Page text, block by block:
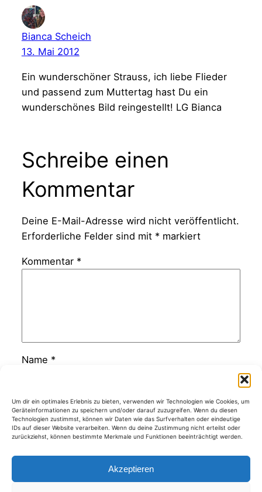
Um dir ein optimales Erlebnis zu bieten, verwenden wir Technologien wie Cookies, um
Geräteinformationen zu speichern und/oder darauf zuzugreifen. Wenn du diesen
Technologien zustimmst, können wir Daten wie das Surfverhalten oder eindeutige
IDs auf dieser Website verarbeiten. Wenn du deine Zustimmung nicht erteilst oder
zurückziehst, können bestimmte Merkmale und Funktionen beeinträchtigt werden.
Akzeptieren
Bianca Scheich
13. Mai 2012
Ein wunderschöner Strauss, ich liebe Flieder
und passend zum Muttertag hast Du ein
wunderschönes Bild reingestellt! LG Bianca
Schreibe einen
Kommentar
Deine E-Mail-Adresse wird nicht veröffentlicht.
Erforderliche Felder sind mit *markiert
Kommentar *
Name *
E-Mail-Adresse*
Website